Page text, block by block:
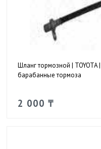
Шланг тормозной |
барабанные тормоза
2 000 ₸